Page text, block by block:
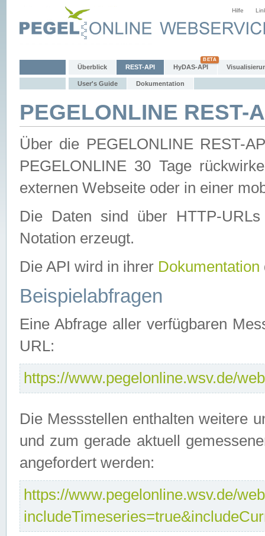
Hilfe
Überblick REST-API HyDAS-API
User's Guide Dokumentation
PEGELONLINE REST-
Über die PEGELONLINE REST-
PEGELONLINE 30 Tage
externen Webseite oder in einer
Die Daten sind über HTTP-
Notation erzeugt.
Die API wird in ihrer Dokumentation
Beispielabfragen
Eine Abfrage aller verfügbaren
URL:
https://www.pegelonline.wsv.de/
Die Messstellen enthalten weitere
und zum gerade aktuell
angefordert werden:
https://www.pegelonline.wsv.de/